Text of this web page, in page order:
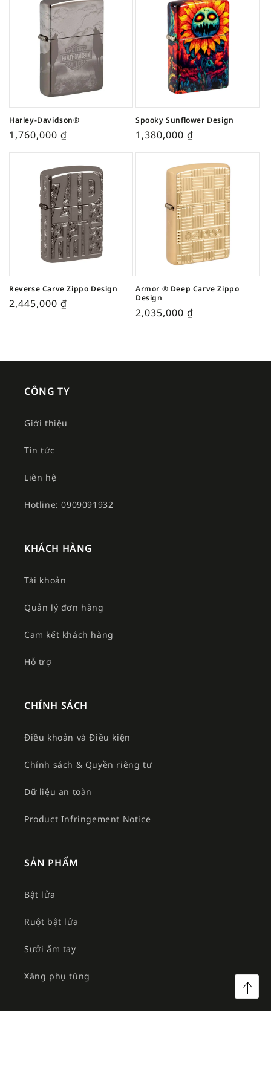
Harley-Davidson®
1,760,000 ₫
Spooky Sunflower Design
1,380,000 ₫
Reverse Carve Zippo Design
2,445,000 ₫
Armor ® Deep Carve Zippo
Design
2,035,000 ₫
CÔNG TY
Giới thiệu
Tin tức
Liên hệ
Hotline: 0909091932
KHÁCH HÀNG
Tài khoản
Quản lý đơn hàng
Cam kết khách hàng
Hỗ trợ
CHÍNH SÁCH
Điều khoản và Điều kiện
Chính sách & Quyền riêng tư
Dữ liệu an toàn
Product Infringement Notice
SẢN PHẨM
Bật lửa
Ruột bật lửa
Sưởi ấm tay
Xăng phụ tùng